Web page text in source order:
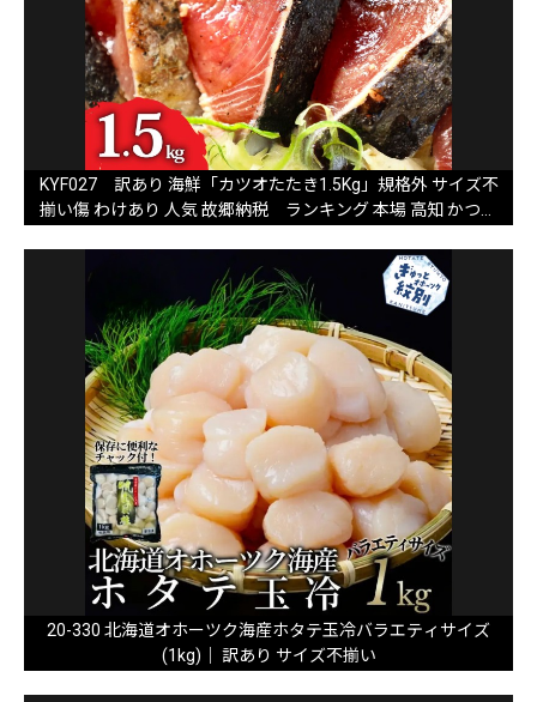
KYF027 訳あり 海鮮「カツオたたき1.5Kg」規格外 サイズ不
揃い傷 わけあり 人気 故郷納税 ランキング 本場 高知 かつお
タタキ【koyofr】【高知県共通返礼品】ギフト 食べ物
20-330 北海道オホーツク海産ホタテ玉冷バラエティサイズ
(1kg)｜ 訳あり サイズ不揃い